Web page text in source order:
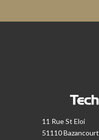
11 Rue St Eloi
51110 Bazancourt